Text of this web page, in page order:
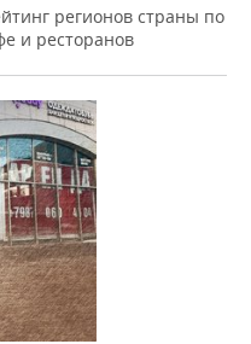
регионов страны по
и ресторанов